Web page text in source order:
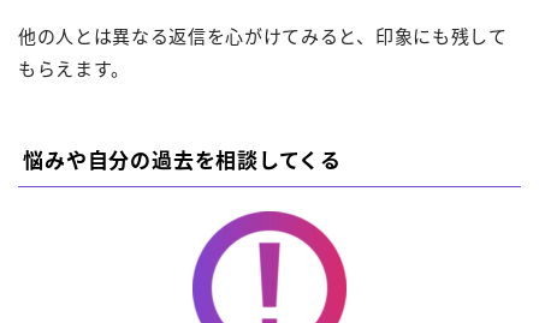
他の人とは異なる返信を心がけてみると、印象にも残して
もらえます。
悩みや自分の過去を相談してくる